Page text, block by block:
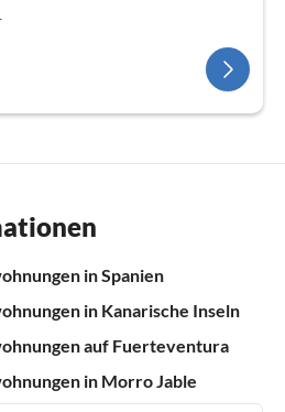
in Spanien
in Kanarische Inseln
auf Fuerteventura
in Morro Jable